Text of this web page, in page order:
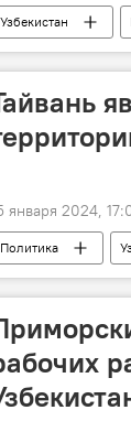
Узбекистан
Общество
января 2024,
Политика
выборы президента